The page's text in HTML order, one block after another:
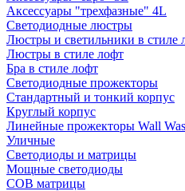
Аксессуары "трехфазные" 4L
Светодиодные люстры
Люстры и светильники в стиле
Люстры в стиле лофт
Бра в стиле лофт
Светодиодные прожекторы
Стандартный и тонкий корпус
Круглый корпус
Линейные прожекторы Wall
Уличные
Светодиоды и матрицы
Мощные светодиоды
COB матрицы